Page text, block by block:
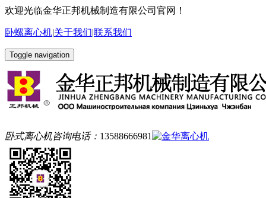
欢迎光临金华正邦机械制造有限公司官网！
卧螺离心机|关于我们|联系我们
Toggle navigation
卧式离心机咨询电话： 13588666981